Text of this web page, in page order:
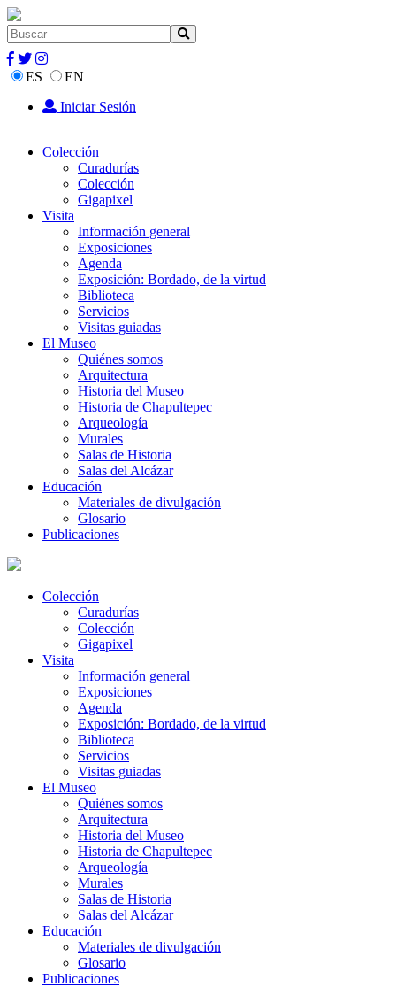
ES
EN
Iniciar Sesión
Colección
Curadurías
Colección
Gigapixel
Visita
Información general
Exposiciones
Agenda
Exposición: Bordado, de la virtud
Biblioteca
Servicios
Visitas guiadas
El Museo
Quiénes somos
Arquitectura
Historia del Museo
Historia de Chapultepec
Arqueología
Murales
Salas de Historia
Salas del Alcázar
Educación
Materiales de divulgación
Glosario
Publicaciones
Colección
Curadurías
Colección
Gigapixel
Visita
Información general
Exposiciones
Agenda
Exposición: Bordado, de la virtud
Biblioteca
Servicios
Visitas guiadas
El Museo
Quiénes somos
Arquitectura
Historia del Museo
Historia de Chapultepec
Arqueología
Murales
Salas de Historia
Salas del Alcázar
Educación
Materiales de divulgación
Glosario
Publicaciones